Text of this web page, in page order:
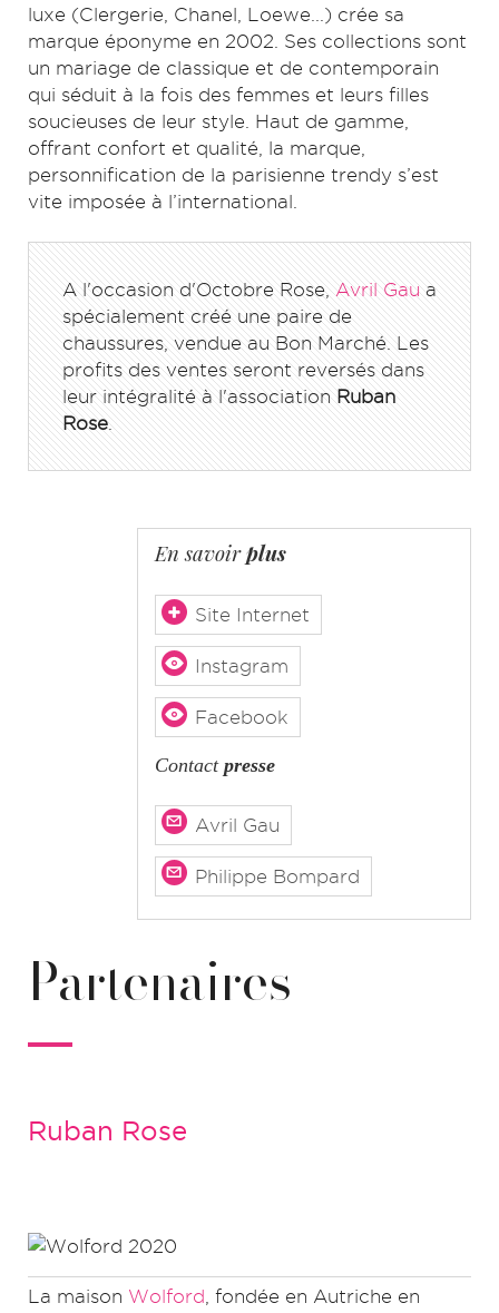
luxe (Clergerie, Chanel, Loewe...) crée sa
marque éponyme en 2002. Ses collections sont
un mariage de classique et de contemporain
qui séduit à la fois des femmes et leurs filles
soucieuses de leur style. Haut de gamme,
offrant confort et qualité, la marque,
personnification de la parisienne trendy s’est
vite imposée à l’international.
A l'occasion d'Octobre Rose,Avril Gaua
spécialement créé une paire de
chaussures, vendue au Bon Marché. Les
profits des ventes seront reversés dans
leur intégralité à l'associationRuban
Rose.
En savoirplus
Site Internet
Instagram
Facebook
Contact presse
Avril Gau
Philippe Bompard
Partenaires
Ruban Rose
La maison Wolford , fondée en Autriche en